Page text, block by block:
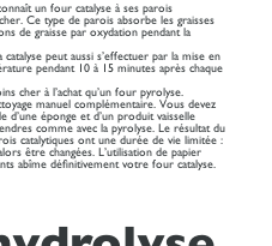
un four catalyse à ses parois
Ce type de parois absorbe les graisses
de graisse par oxydation pendant la
catalyse peut aussi s’effectuer par la mise en
pendant 10 à 15 minutes après chaque
cher à l’achat qu’un four pyrolyse.
manuel complémentaire. Vous devez
d’une éponge et d’un produit vaisselle
comme avec la pyrolyse. Le résultat du
catalytiques ont une durée de vie limitée :
être changées. L’utilisation de papier
abîme définitivement votre four catalyse.